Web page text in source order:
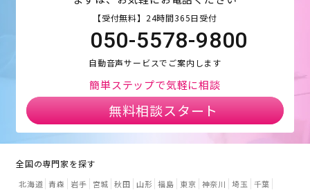
【受付無料】24時間365日受付
050-5578-9800
自動音声サービスでご案内します
簡単ステップで気軽に相談
無料相談スタート
全国の専門家を探す
北海道 青森 岩手 宮城 秋田 山形 福島 東京 神奈川 埼玉
千葉